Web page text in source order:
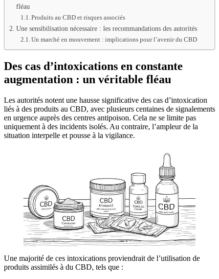
fléau
Produits au CBD et risques associés
Une sensibilisation nécessaire : les recommandations des autorités
Un marché en mouvement : implications pour l’avenir du CBD
Des cas d’intoxications en constante
augmentation : un véritable fléau
Les autorités notent une hausse significative des cas d’intoxication
liés à des produits au CBD, avec plusieurs centaines de signalements
en urgence auprès des centres antipoison. Cela ne se limite pas
uniquement à des incidents isolés. Au contraire, l’ampleur de la
situation interpelle et pousse à la vigilance.
Une majorité de ces intoxications proviendrait de l’utilisation de
produits assimilés à du CBD, tels que :